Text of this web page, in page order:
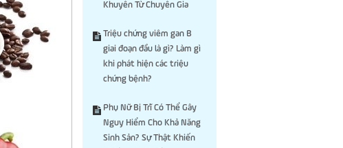
Khuyên Từ Chuyên Gia
Triệu chứng viêm gan B
giai đoạn đầu là gì? Làm gì
khi phát hiện các triệu
chứng bệnh?
Phụ Nữ Bị Trĩ Có Thể Gây
Nguy Hiểm Cho Khả Năng
Sinh Sản? Sự Thật Khiến